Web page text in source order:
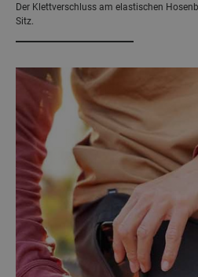
Der Klettverschluss am elastischen
Sitz.